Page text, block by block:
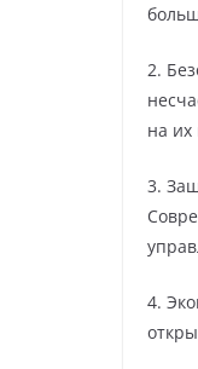
2.
на их
3.
4.